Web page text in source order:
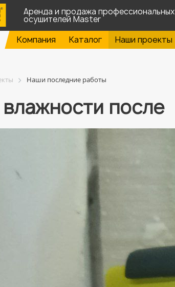
Аренда и продажа профессиональных
осушителей Master
Компания Каталог Наши проекты
Наши последние работы
после